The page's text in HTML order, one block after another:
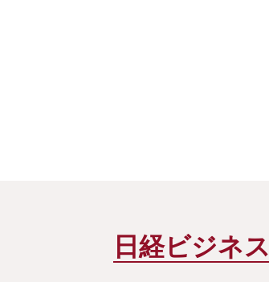
日経ビジネ